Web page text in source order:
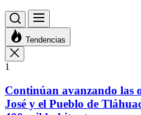
Tendencias
1
Continúan avanzando las
José y el Pueblo de